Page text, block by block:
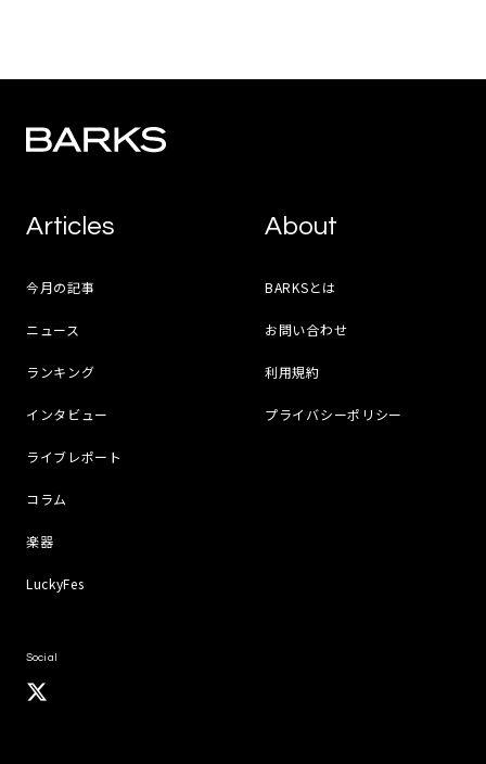
Articles
今月の記事
ニュース
ランキング
インタビュー
ライブレポート
コラム
楽器
LuckyFes
About
BARKSとは
お問い合わせ
利用規約
プライバシーポリシー
Social